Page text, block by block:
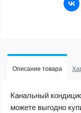
Описание товара
Канальный
можете выгодно